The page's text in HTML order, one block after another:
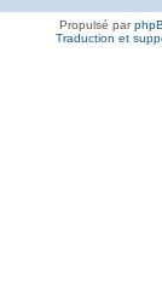
Propulsé par
Traduction et